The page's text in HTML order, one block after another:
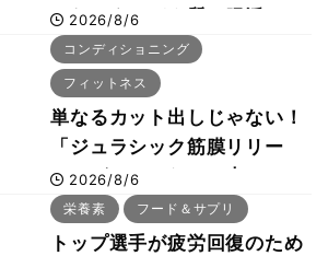
さないタンパク質＆腸活コン
ボ
2026/8/6
コンディショニング
フィットネス
単なるカット出しじゃない！
「ジュラシック筋膜リリー
ス」が口コミだけで大ヒット
した納得の理由 木澤大祐が
解説
2026/8/6
栄養素 フード＆サプリ
トップ選手が疲労回復のため